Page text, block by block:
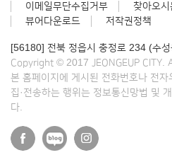
이메일무단수집거부
찾아오시
뷰어다운로드
저작권정책
[56180] 전북 정읍시 충정로 234 (수
Copyright © 2017 JEONGEUP CITY.
본 홈페이지에 게시된 전화번호나 전
집·전송하는 행위는 정보통신망법 및
다.